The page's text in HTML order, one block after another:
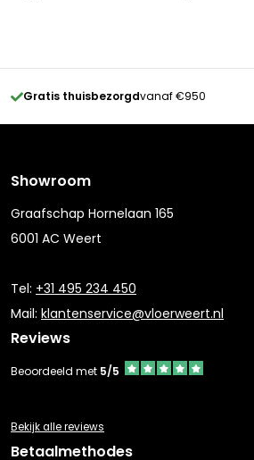
Gratis thuisbezorgdvanaf €950
Showroom
Graafschap Hornelaan 165
6001 AC Weert
Tel: +31 495 234 450
Mail: klantenservice@vloerweert.nl
Reviews
Beoordeeld met 5/5
Bekijk alle reviews
Betaalmethodes